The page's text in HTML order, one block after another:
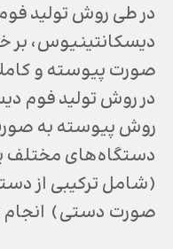
در طی روش تولید
دیسکانتینیوس، بر
صورت پیوسته و
در روش تولید فوم
روش پیوسته به
دستگاه‌های مختلف
(شامل ترکیبی از
صورت دستی)